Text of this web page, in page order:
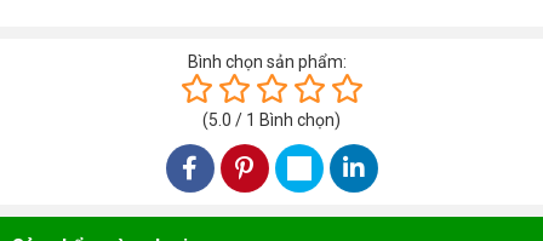
Bình chọn sản phẩm:
(5.0 / 1 Bình chọn)